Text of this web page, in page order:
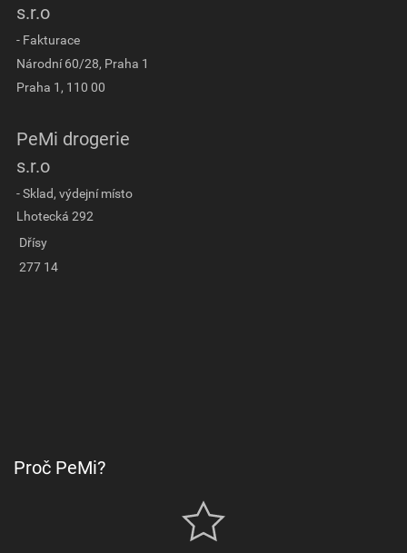
s.r.o
- Fakturace
Národní 60/28, Praha 1
Praha 1, 110 00
PeMi drogerie
s.r.o
- Sklad, výdejní místo
Lhotecká 292
Dřísy
277 14
Proč PeMi?